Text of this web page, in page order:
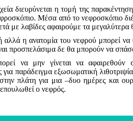
διευρύνεται η τομή της
Μέσα από το νεφροσκόπιο
με λαβίδες αφαιρούμε τα μεγαλύτερα
αλλά η ανατομία του νεφρού μπορεί
προσπελάσιμα δε θα μπορούν να
να μην γίνεται να αφαιρεθούν
παράδειγμα εξωσωματική
πλάτη για μια –δυο ημέρες και
ο νεφρός.